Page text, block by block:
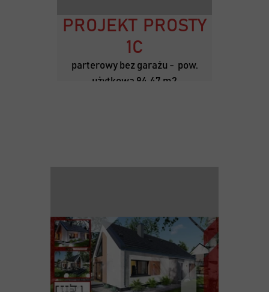
PROJEKT PROSTY
1C
parterowy bez garażu - pow.
użytkowa 94,47 m2